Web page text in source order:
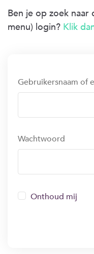
Ben je op zoek
menu) login? Klik
Gebruikersnaam of
Wachtwoord
Onthoud mij